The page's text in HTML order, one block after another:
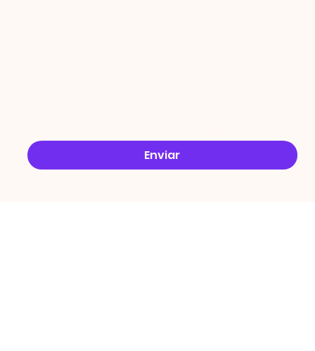
Enviar